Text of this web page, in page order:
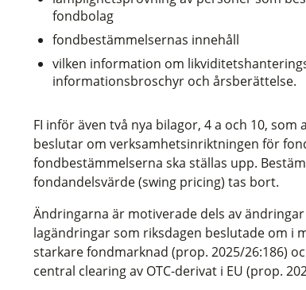
fondbolag
fondbestämmelsernas innehåll
vilken information om
informationsbroschyr och årsberättelse.
FI inför även två nya bilagor, 4 a och 10,
beslutar om verksamhetsinriktningen för
fondbestämmelserna ska ställas upp.
fondandelsvärde (swing pricing) tas bort.
Ändringarna är motiverade dels av
lagändringar som riksdagen beslutade om i
starkare fondmarknad (prop. 2025/26:186)
central clearing av OTC-derivat i EU (prop.